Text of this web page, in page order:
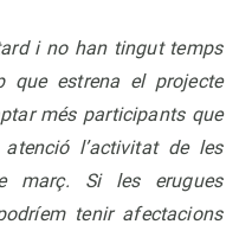
i no han tingut temps
estrena el projecte
més participants que
l’activitat de les
març. Si les erugues
tenir afectacions